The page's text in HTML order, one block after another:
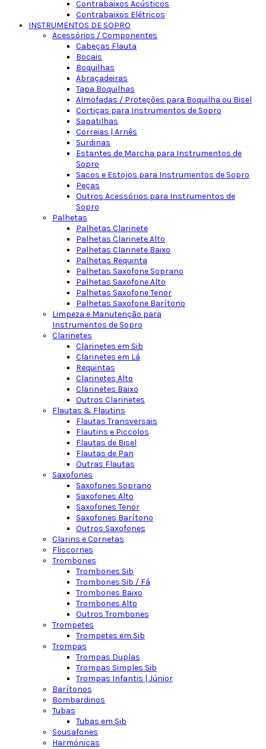
Contrabaixos Acústicos
Contrabaixos Elétricos
INSTRUMENTOS DE SOPRO
Acessórios / Componentes
Cabeças Flauta
Bocais
Boquilhas
Abraçadeiras
Tapa Boquilhas
Almofadas / Proteções para Boquilha ou Bisel
Cortiças para Instrumentos de Sopro
Sapatilhas
Correias | Arnês
Surdinas
Estantes de Marcha para Instrumentos de
Sopro
Sacos e Estojos para Instrumentos de Sopro
Peças
Outros Acessórios para Instrumentos de
Sopro
Palhetas
Palhetas Clarinete
Palhetas Clarinete Alto
Palhetas Clarinete Baixo
Palhetas Requinta
Palhetas Saxofone Soprano
Palhetas Saxofone Alto
Palhetas Saxofone Tenor
Palhetas Saxofone Barítono
Limpeza e Manutenção para
Instrumentos de Sopro
Clarinetes
Clarinetes em Sib
Clarinetes em Lá
Requintas
Clarinetes Alto
Clarinetes Baixo
Outros Clarinetes
Flautas & Flautins
Flautas Transversais
Flautins e Piccolos
Flautas de Bisel
Flautas de Pan
Outras Flautas
Saxofones
Saxofones Soprano
Saxofones Alto
Saxofones Tenor
Saxofones Barítono
Outros Saxofones
Clarins e Cornetas
Fliscornes
Trombones
Trombones Sib
Trombones Sib / Fá
Trombones Baixo
Trombones Alto
Outros Trombones
Trompetes
Trompetes em Sib
Trompas
Trompas Duplas
Trompas Simples Sib
Trompas Infantis | Júnior
Barítonos
Bombardinos
Tubas
Tubas em Sib
Sousafones
Harmónicas